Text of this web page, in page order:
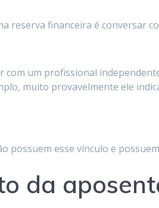
reserva financeira é conversar
com um profissional
muito provavelmente ele
possuem esse vínculo e
da